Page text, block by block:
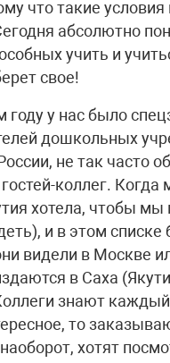
что такие
абсолютно
учить и
свое!
году у нас было
дошкольных
не так часто
коллег.
хотела, чтобы мы
и в этом
видели в Москве
в Саха
знают
то
хотят